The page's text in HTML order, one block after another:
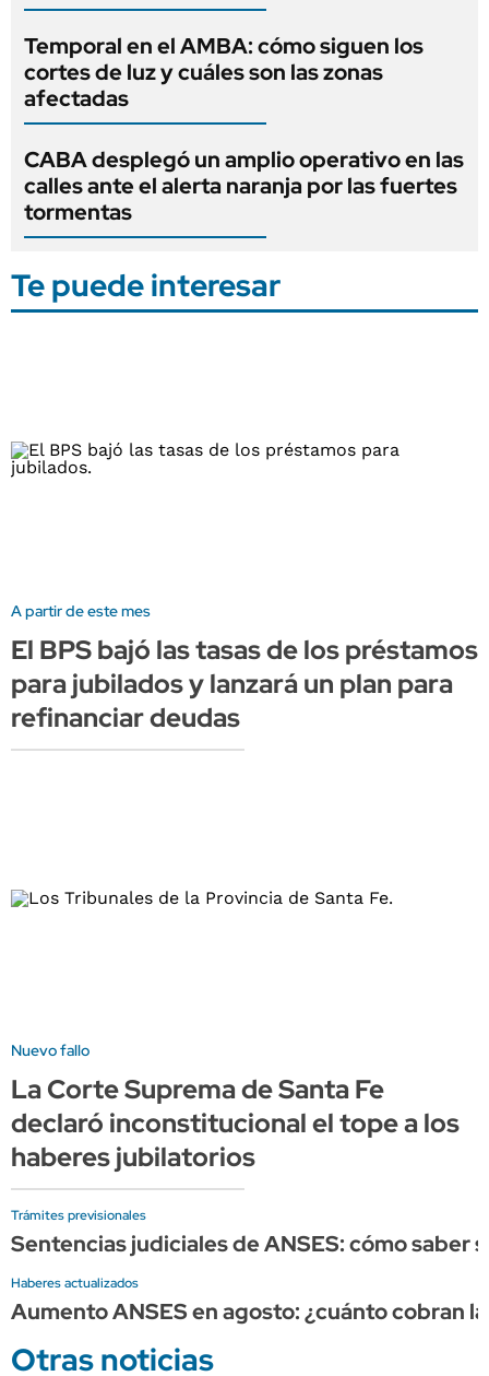
Temporal en el AMBA: cómo siguen los
cortes de luz y cuáles son las zonas
afectadas
CABA desplegó un amplio operativo en las
calles ante el alerta naranja por las fuertes
tormentas
Te puede interesar
A partir de este mes
El BPS bajó las tasas de los préstamos
para jubilados y lanzará un plan para
refinanciar deudas
Nuevo fallo
La Corte Suprema de Santa Fe
declaró inconstitucional el tope a los
haberes jubilatorios
Trámites previsionales
Sentencias judiciales de ANSES: cómo saber
Haberes actualizados
Aumento ANSES en agosto: ¿cuánto cobran
Otras noticias